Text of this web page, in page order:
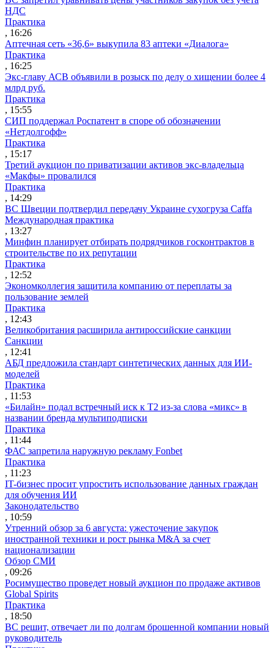
НДС
Практика
, 16:26
Аптечная сеть «36,6» выкупила 83 аптеки «Диалога»
Практика
, 16:25
Экс-главу АСВ объявили в розыск по делу о хищении более 4
млрд руб.
Практика
, 15:55
СИП поддержал Роспатент в споре об обозначении
«Нетдолгофф»
Практика
, 15:17
Третий аукцион по приватизации активов экс-владельца
«Макфы» провалился
Практика
, 14:29
ВС Швеции подтвердил передачу Украине сухогруза Caffa
Международная практика
, 13:27
Минфин планирует отбирать подрядчиков госконтрактов в
строительстве по их репутации
Практика
, 12:52
Экономколлегия защитила компанию от переплаты за
пользование землей
Практика
, 12:43
Великобритания расширила антироссийские санкции
Санкции
, 12:41
АБД предложила стандарт синтетических данных для ИИ-
моделей
Практика
, 11:53
«Билайн» подал встречный иск к Т2 из-за слова «микс» в
названии бренда мультиподписки
Практика
, 11:44
ФАС запретила наружную рекламу Fonbet
Практика
, 11:23
IT-бизнес просит упростить использование данных граждан
для обучения ИИ
Законодательство
, 10:59
Утренний обзор за 6 августа: ужесточение закупок
иностранной техники и рост рынка M&A за счет
национализации
Обзор СМИ
, 09:26
Росимущество проведет новый аукцион по продаже активов
Global Spirits
Практика
, 18:50
ВС решит, отвечает ли по долгам брошенной компании новый
руководитель